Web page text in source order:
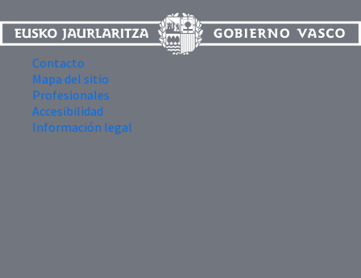
Contacto
Mapa del sitio
Profesionales
Accesibilidad
Información legal